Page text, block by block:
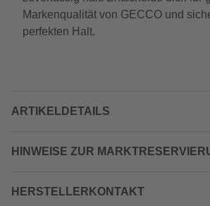
Markenqualität von GECCO und
perfekten Halt.
ARTIKELDETAILS
HINWEISE ZUR
HERSTELLERKONTAKT